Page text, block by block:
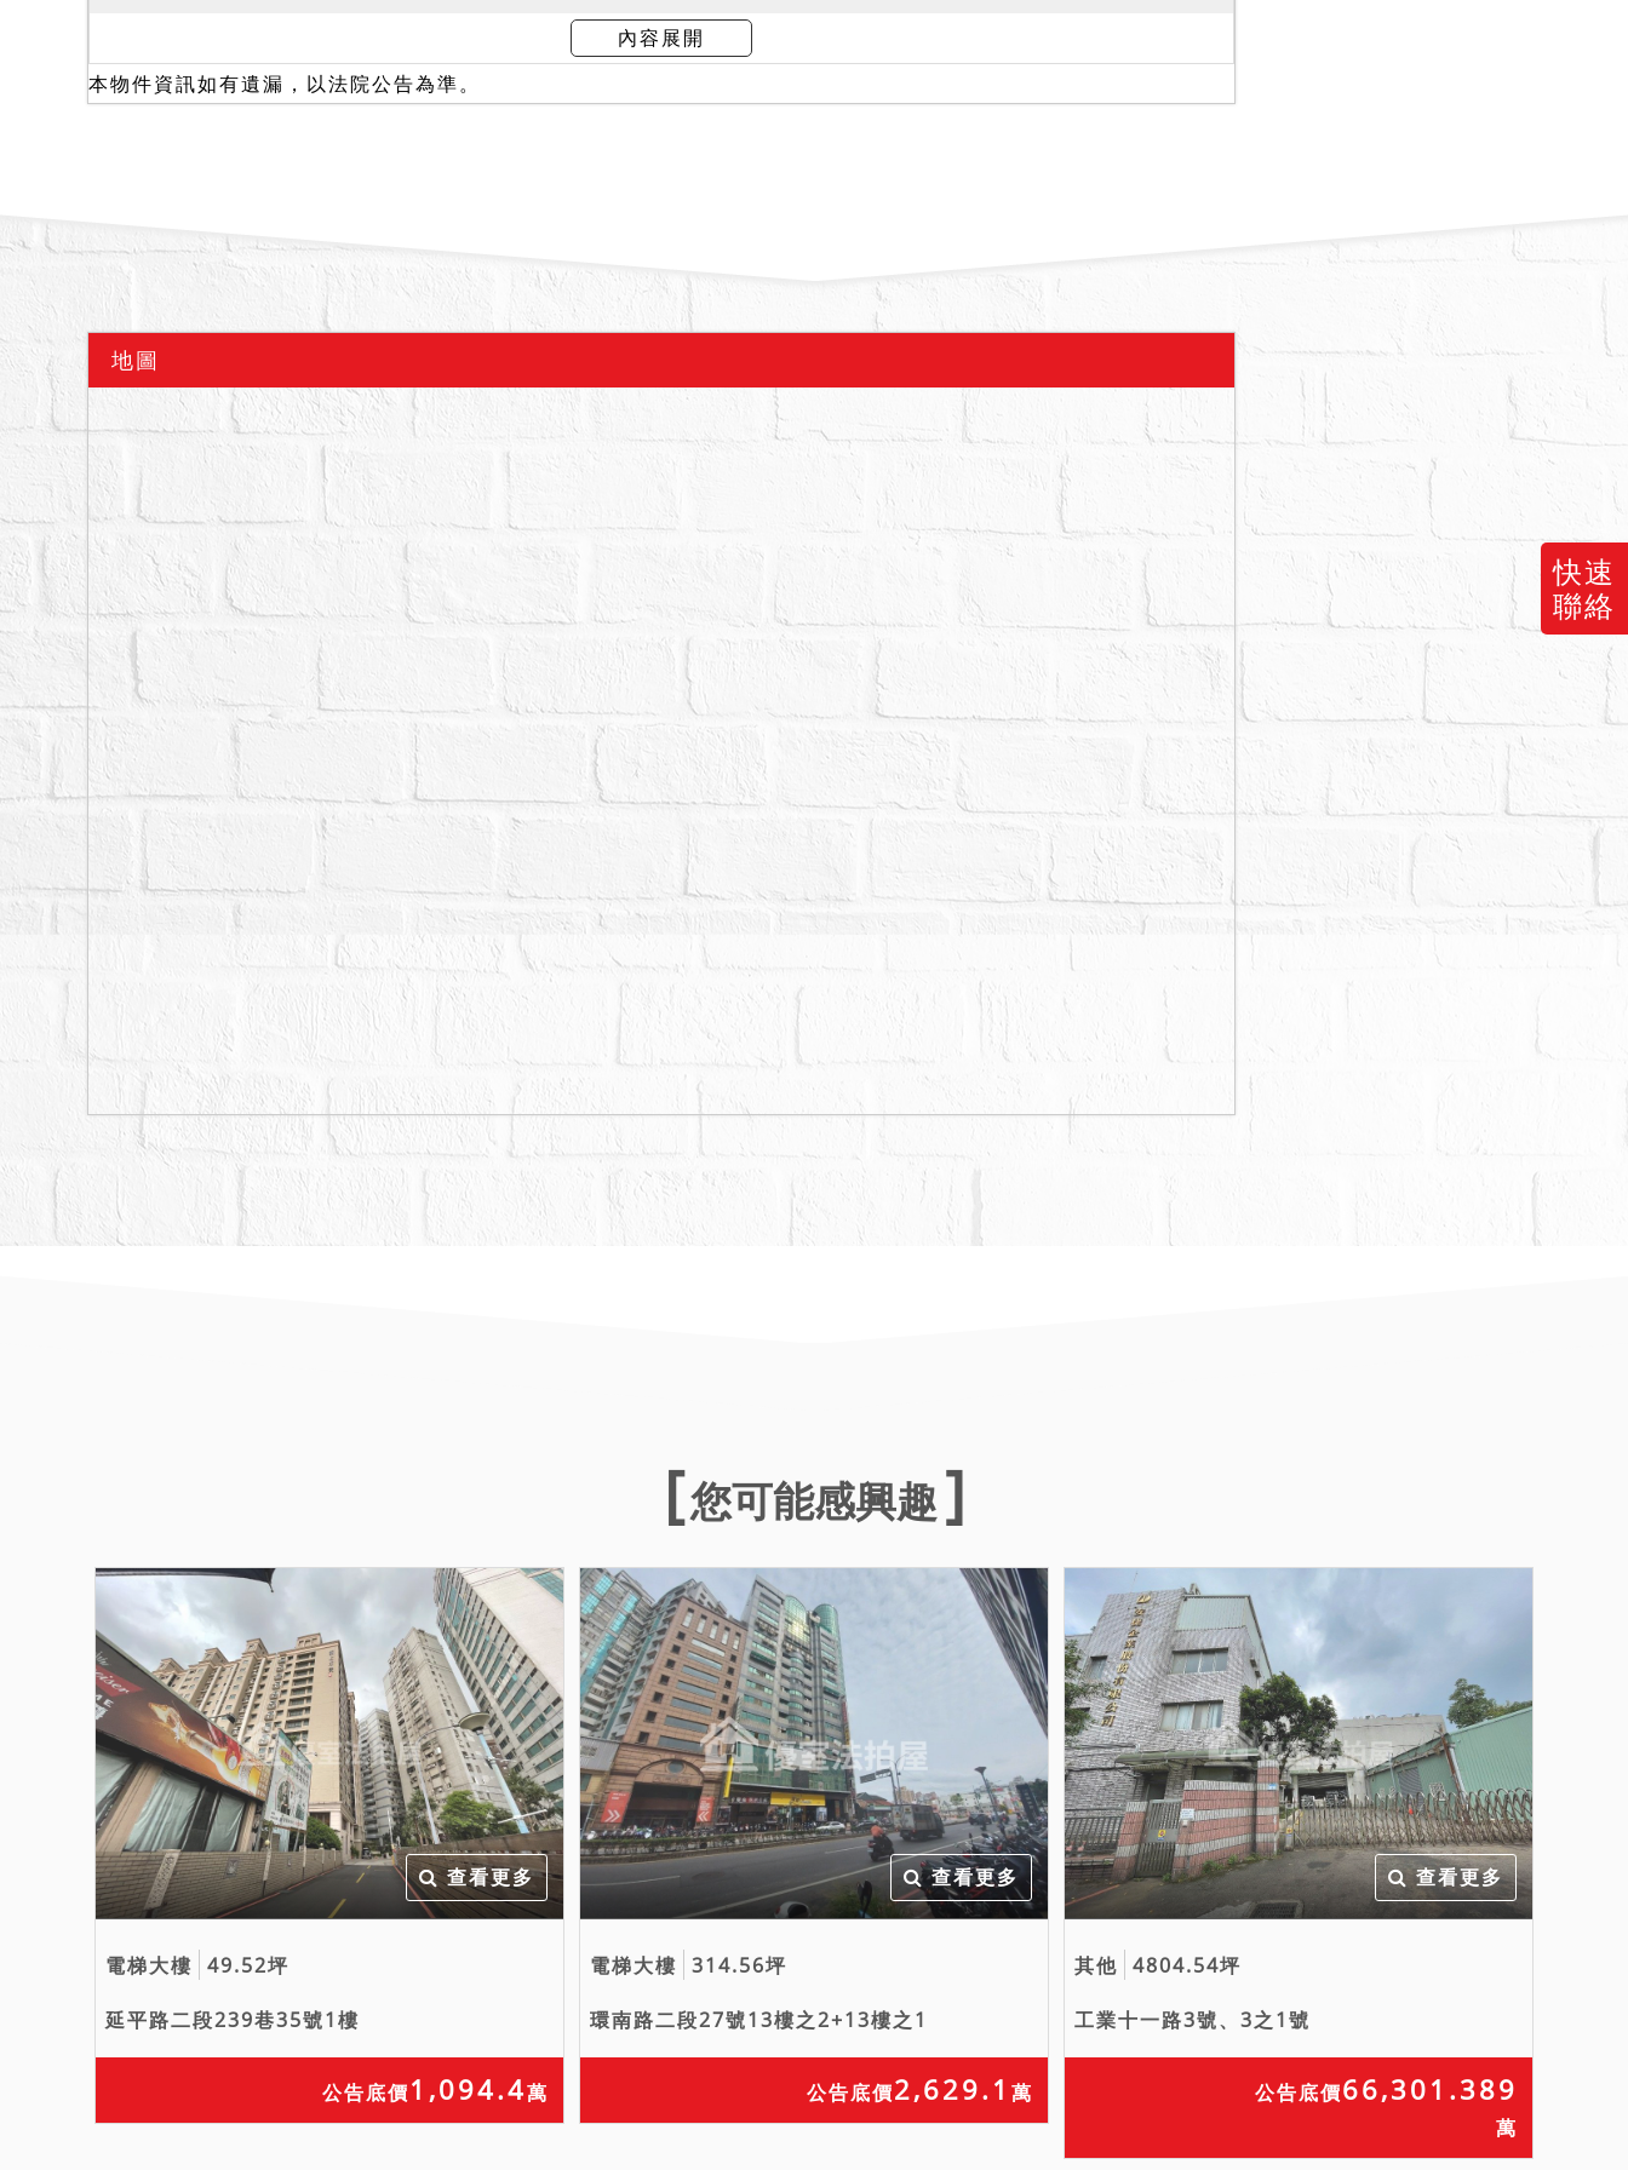
快速
聯絡
月１９日桃園市政府警察局平鎮分局平警分刑字第１１４００２５２７９號函所載，房屋
自１０６年起由債務人胞弟吳Ｏ源居住。惟現在實際情形如何，仍應由應買人自行查明注
意。
二、拍賣最低價額合計新台幣：肆佰玖拾陸萬貳仟元，以總價最高者得標。
三、保證金新台幣：玖拾玖萬參仟元。
四、本件標的物所設定之抵押權於拍定後均塗銷。
院核發之權利移轉證書辦理所有權登記，且應負被拆除之風險，請應買人注意；又本件係
以建物現況拍賣，當事人及拍定人均不得以面積不符，請求增減價金或撤銷拍定。
六、依桃園市政府都市計畫土地使用分區證明書所載：５４９地號土地使用分區為中壢
(龍岡地區)地區都市計畫（民國７２年９月１３日）住宅區；５４９─１地號土地使用分
區為中壢(龍岡地區)地區都市計畫（民國７２年９月１３日）道路用地，屬公共設施用
地。土地取得方式為徵購、市地重劃。需地機關為桃園市政府工務局，供投標人參考。
（惟都市計畫案及土地之使用分區有變更之可能，投標人投標前宜自行查詢）。
七、本件若有停止、撤回、撤銷、延緩強制執行之事由，而其事由確實發生於本案標的拍
定日或拍定日前，縱已拍定，法院亦得撤銷拍定，無息返還已經繳交之款項，應買人、拍
定人、債權人、債務人均不得異議，不同意之應買人請勿參與本件標的之應買。
八、本件執行標的建物，法院已儘量將調查所得之輻射屋、海砂屋、地震受創、嚴重漏
水、火災受損、建物內有非自然死亡或其他足以影響交易之特殊情事等項，於使用情形欄
載明，如使用情形欄未特別載明，即表示經法院以現場調查及命債權人查報或函警訪查等
方式予以調查後尚未發現有上開影響交易價格之情形。惟鑑於司法資源有限，縱經法院以
通常方式予以調查，仍難保證絕無上情，此部分請投標人斟酌自行查明注意。
九、本件標的物原所有權人或使用人如有積欠工程受益費及水電、瓦斯費或管理費用，應
由拍定人自行查明後與相關單位洽商解決，不得以此為由事後向法院提出爭執或聲明異
議。
十、本件分標拍賣，如其中一標或數標之賣得價金，已足清償強制執行之債權額及債務人
應負擔之費用時，其餘各標雖達底價，亦不為拍定；縱經拍定，法院亦得撤銷超額部分之
拍定，又債務人得於開標前到場指定開標順序，如債務人未到場指定，則由法院指定。
十一、刊登於網路之公告內容如與法院公告欄張貼之公告內容不符時，一律以法院公告欄
張貼之拍賣公告內容為準。
內容展開
本物件資訊如有遺漏，以法院公告為準。
地圖
您可能感興趣
查看更多
電梯大樓 49.52坪
延平路二段239巷35號1樓
公告底價1,094.4萬
查看更多
電梯大樓 314.56坪
環南路二段27號13樓之2+13樓之1
公告底價2,629.1萬
查看更多
其他 4804.54坪
工業十一路3號、3之1號
公告底價66,301.389
萬